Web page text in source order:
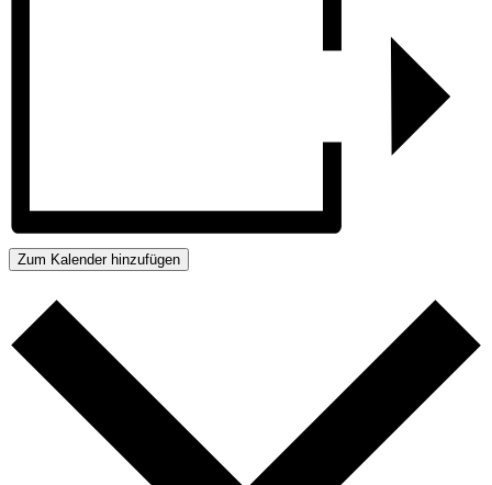
Zum Kalender hinzufügen